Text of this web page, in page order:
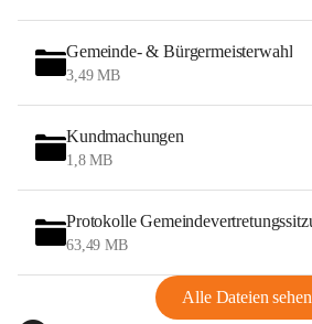
Gemeinde- & Bürgermeisterwahl
3,49 MB
Kundmachungen
1,8 MB
Protokolle
63,49 MB
Alle Dateien sehen